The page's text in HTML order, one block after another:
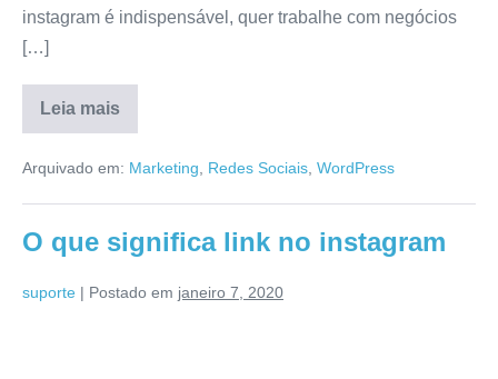
instagram é indispensável, quer trabalhe com negócios
[…]
Leia mais
Arquivado em: Marketing Redes Sociais WordPress
O que significa link no instagram
suporte | Postado em janeiro 7, 2020